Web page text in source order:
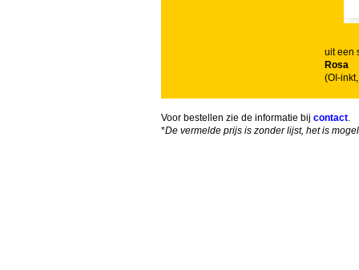
uit een
Rosa
(OI-
Voor bestellen zie de informatie bij contact.
*De vermelde prijs is zonder lijst, het is